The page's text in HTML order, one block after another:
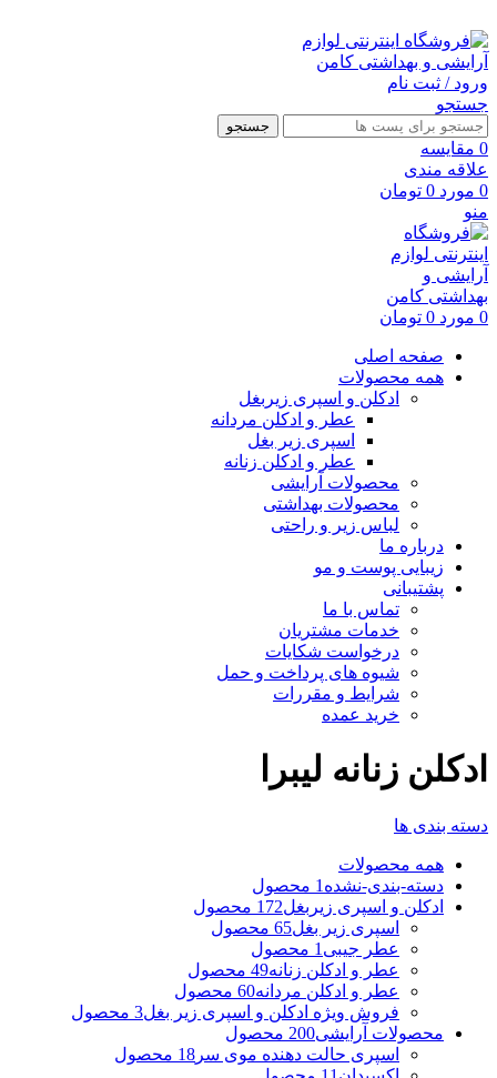
ورود / ثبت نام
جستجو
جستجو
0 مقايسه
علاقه مندی
0 مورد 0 تومان
منو
0 مورد 0 تومان
صفحه اصلی
همه محصولات
ادکلن و اسپری زیربغل
عطر و ادکلن مردانه
اسپری زیر بغل
عطر و ادکلن زنانه
محصولات آرایشی
محصولات بهداشتی
لباس زیر و راحتی
درباره ما
زیبایی پوست و مو
پشتیبانی
تماس با ما
خدمات مشتریان
درخواست شکایات
شیوه های پرداخت و حمل
شرایط و مقررات
خرید عمده
ادکلن زنانه لیبرا
دسته بندی ها
همه محصولات
دسته-بندی-نشده 1 محصول
ادکلن و اسپری زیربغل172 محصول
اسپری زیر بغل65 محصول
عطر جیبی 1 محصول
عطر و ادکلن زنانه49 محصول
عطر و ادکلن مردانه60 محصول
فروش ویژه ادکلن و اسپری زیر بغل3 محصول
محصولات آرایشی200 محصول
اسپری حالت دهنده موی سر 18 محصول